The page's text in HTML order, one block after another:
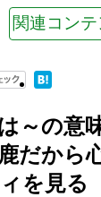
関連コンテ
～の意
だから
を見る